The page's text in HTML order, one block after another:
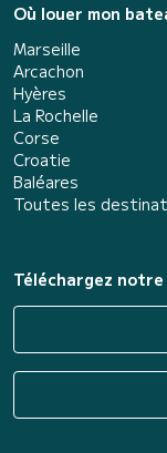
Où louer mon
Marseille
Arcachon
Hyères
La Rochelle
Corse
Croatie
Baléares
Toutes les
Téléchargez